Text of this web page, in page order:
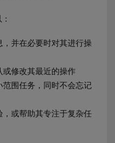
并在必要时对其进行操
修改其最近的操作
围任务，同时不会忘记
或帮助其专注于复杂任